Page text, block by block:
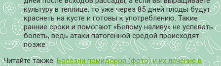
культуру в теплице, то уже через 85 дней плоды будут
краснеть на кусте и готовы к употреблению. Такие
ранние сроки и помогают «Белому наливу» не успевать
болеть, ведь атаки патогенной средой происходят
позже.
Читайте также:Болезни помидоров (фото) и их лечение в